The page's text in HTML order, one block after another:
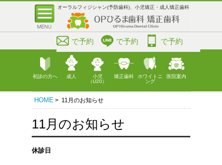
オーラルフィジシャン(予防歯科)、小児矯正・成人矯正歯科
で予約 で予約 で予約
初診の方へ 成人
小児
（U20）
矯正歯科
ホワイトニ
ング
医院案内
HOME > 11月のお知らせ
11月のお知らせ
休診日